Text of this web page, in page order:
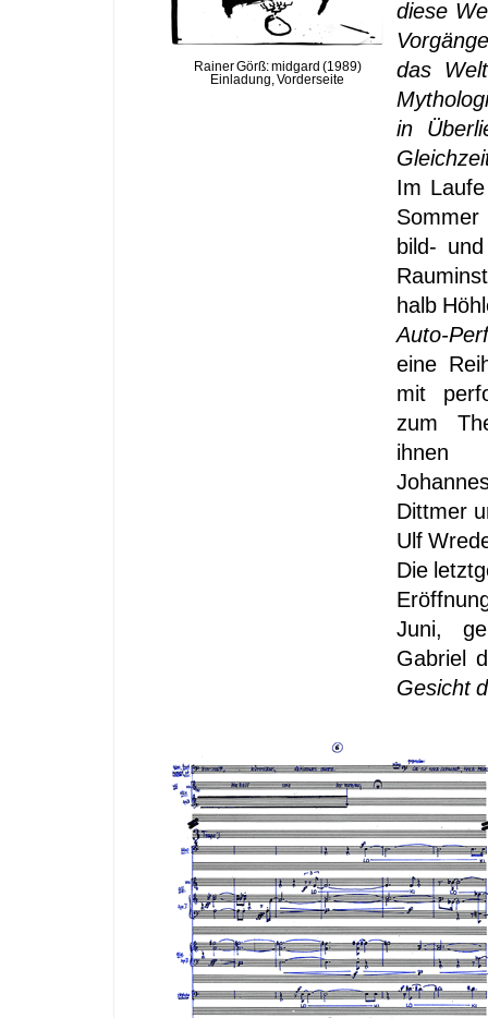
Rainer Görß: midgard (1989)
Einladung, Vorderseite
diese
das
in
Im
bild-
halb
Auto-
eine
mit
zum
ihnen
Dittmer
Ulf
Die
Juni,
Gabriel
Gesicht